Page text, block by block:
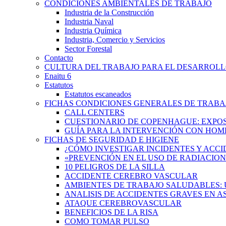
CONDICIONES AMBIENTALES DE TRABAJO
Industria de la Construcción
Industria Naval
Industria Química
Industria, Comercio y Servicios
Sector Forestal
Contacto
CULTURA DEL TRABAJO PARA EL
Enaitu 6
Estatutos
Estatutos escaneados
FICHAS CONDICIONES GENERALES DE
CALL CENTERS
CUESTIONARIO DE COPENHAGUE:
GUÍA PARA LA INTERVENCIÓN CON
FICHAS DE SEGURIDAD E HIGIENE
¿CÓMO INVESTIGAR INCIDENTES Y
«PREVENCIÓN EN EL USO DE
10 PELIGROS DE LA SILLA
ACCIDENTE CEREBRO VASCULAR
AMBIENTES DE TRABAJO SALUDABLES:
ANALISIS DE ACCIDENTES GRAVES EN
ATAQUE CEREBROVASCULAR
BENEFICIOS DE LA RISA
COMO TOMAR PULSO